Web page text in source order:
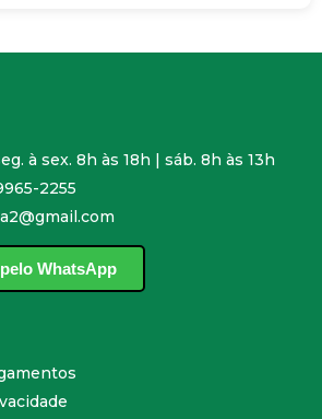
à sex. 8h às 18h | sáb. 8h às 13h
2255
WhatsApp